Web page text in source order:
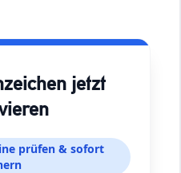
jetzt
prüfen & sofort